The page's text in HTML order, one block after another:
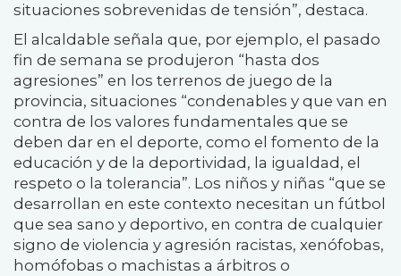
situaciones sobrevenidas de tensión”, destaca.
El alcaldable señala que, por ejemplo, el pasado
fin de semana se produjeron “hasta dos
agresiones” en los terrenos de juego de la
provincia, situaciones “condenables y que van en
contra de los valores fundamentales que se
deben dar en el deporte, como el fomento de la
educación y de la deportividad, la igualdad, el
respeto o la tolerancia”. Los niños y niñas “que se
desarrollan en este contexto necesitan un fútbol
que sea sano y deportivo, en contra de cualquier
signo de violencia y agresión racistas, xenófobas,
homófobas o machistas a árbitros o